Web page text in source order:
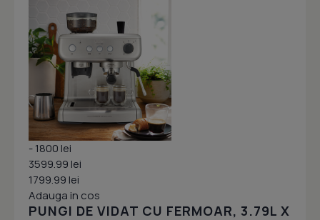
- 1800 lei
3599.99 lei
1799.99 lei
Adauga in cos
PUNGI DE VIDAT CU FERMOAR, 3.79L X